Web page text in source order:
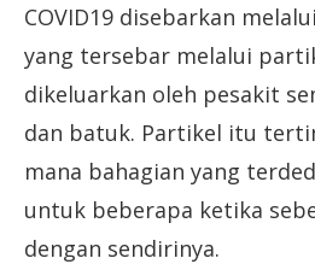
COVID19 disebarkan
yang tersebar melalui
dikeluarkan oleh pesakit
dan batuk. Partikel itu
mana bahagian yang
untuk beberapa ketika
dengan sendirinya.